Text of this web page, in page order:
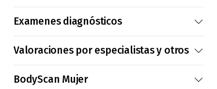
Examenes diagnósticos
Valoraciones por especialistas y otros
BodyScan Mujer